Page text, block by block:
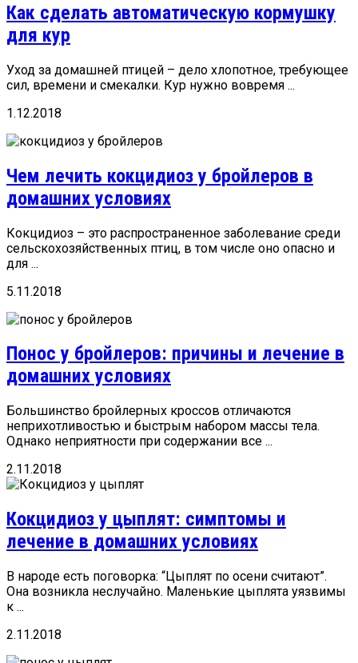
Как сделать автоматическую кормушку
для кур
Уход за домашней птицей – дело хлопотное, требующее
сил, времени и смекалки. Кур нужно вовремя ...
1.12.2018
Чем лечить кокцидиоз у бройлеров в
домашних условиях
Кокцидиоз – это распространенное заболевание среди
сельскохозяйственных птиц, в том числе оно опасно и
для ...
5.11.2018
Понос у бройлеров: причины и лечение в
домашних условиях
Большинство бройлерных кроссов отличаются
неприхотливостью и быстрым набором массы тела.
Однако неприятности при содержании все ...
2.11.2018
Кокцидиоз у цыплят: симптомы и
лечение в домашних условиях
В народе есть поговорка: “Цыплят по осени считают”.
Она возникла неслучайно. Маленькие цыплята уязвимы
к ...
2.11.2018